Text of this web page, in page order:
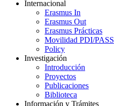
Internacional
Erasmus In
Erasmus Out
Erasmus Prácticas
Movilidad PDI/PASS
Policy
Investigación
Introducción
Proyectos
Publicaciones
Biblioteca
Información y Trámites